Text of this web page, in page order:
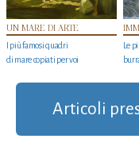
UN MARE DI ARTE
I più famosi quadri
di mare copiati per voi
Le
Articoli